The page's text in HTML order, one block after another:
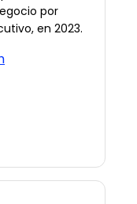
por
en 2023.